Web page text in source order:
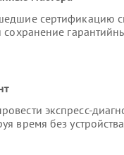
сертификацию
экспресс-
время без устройства